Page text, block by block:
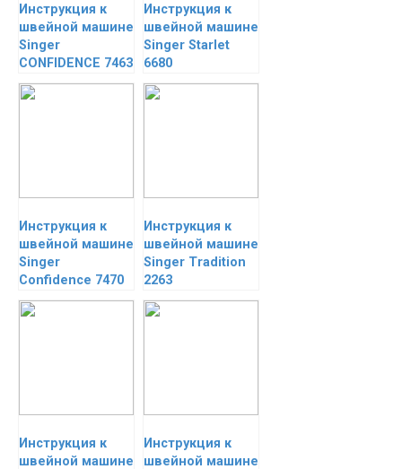
Инструкция к
швейной машине
Singer
CONFIDENCE 7463
Инструкция к
швейной машине
Singer Starlet
6680
Инструкция к
швейной машине
Singer
Confidence 7470
Инструкция к
швейной машине
Singer Tradition
2263
Инструкция к
швейной машине
Инструкция к
швейной машине